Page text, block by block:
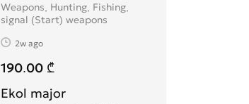
Weapons, Hunting, Fishing,
signal (Start) weapons
2w ago
190.00 ₾
Ekol major